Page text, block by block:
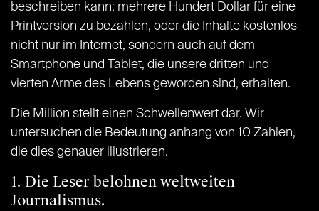
beschreiben kann: mehrere Hundert Dollar für eine
Printversion zu bezahlen, oder die Inhalte kostenlos
nicht nur im Internet, sondern auch auf dem
Smartphone und Tablet, die unsere dritten und
vierten Arme des Lebens geworden sind, erhalten.
Die Million stellt einen Schwellenwert dar. Wir
untersuchen die Bedeutung anhang von 10 Zahlen,
die dies genauer illustrieren.
1. Die Leser belohnen weltweiten
Journalismus.